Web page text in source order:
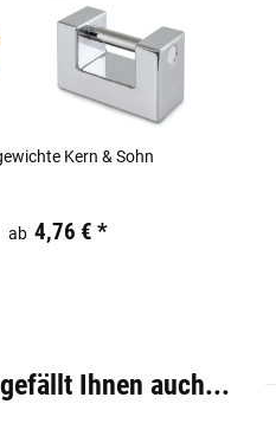
Kern & Sohn
€inkl. 19% USt.
ab 4,76 €*
Ihnen auch...